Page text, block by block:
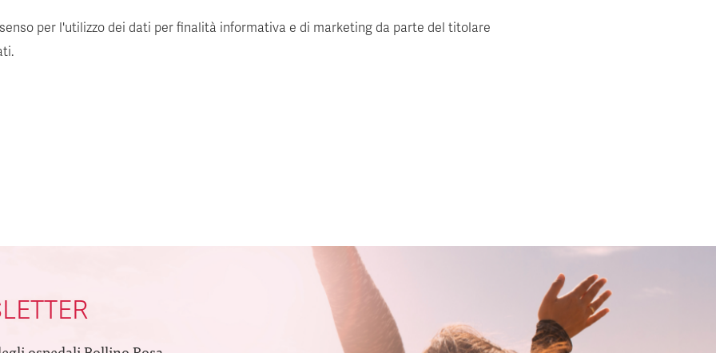
per l'utilizzo dei dati per finalità informativa e di marketing da parte del titolare